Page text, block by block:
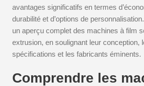
avantages significatifs en termes
durabilité et d’options de
un aperçu complet des machines à film
extrusion, en soulignant leur conception,
spécifications et les fabricants éminents.
Comprendre les